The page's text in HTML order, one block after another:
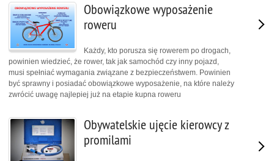
Obowiązkowe wyposażenie
roweru
Każdy, kto porusza się rowerem po drogach,
powinien wiedzieć, że rower, tak jak samochód czy inny pojazd,
musi spełniać wymagania związane z bezpieczeństwem. Powinien
być sprawny i posiadać obowiązkowe wyposażenie, na które należy
zwrócić uwagę najlepiej już na etapie kupna roweru
Obywatelskie ujęcie kierowcy z
promilami